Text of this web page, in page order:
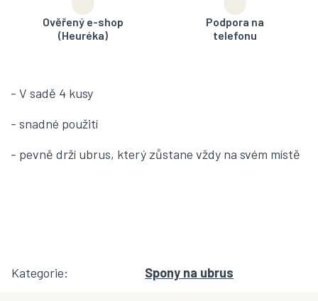
Ověřený e-shop
(Heuréka)
Podpora na
telefonu
- V sadě 4 kusy
- snadné použití
- pevně drží ubrus, který zůstane vždy na svém místě
Kategorie: Spony na ubrus